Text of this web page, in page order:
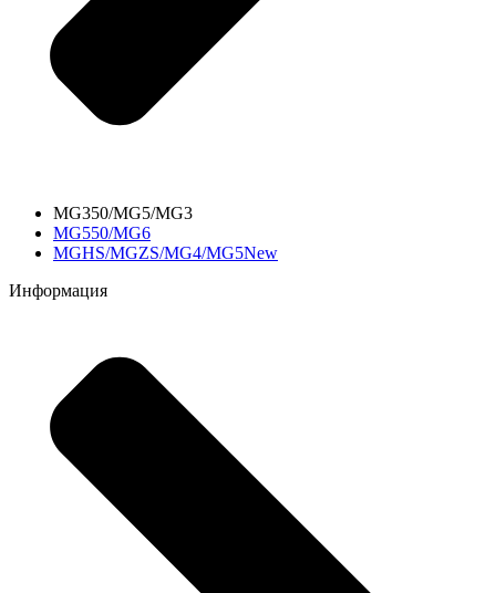
MG350/MG5/MG3
MG550/MG6
MGHS/MGZS/MG4/MG5New
Информация